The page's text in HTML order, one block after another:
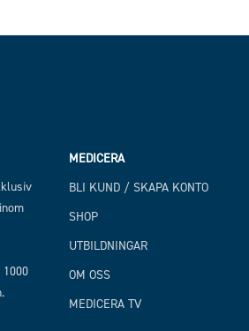
MEDICERA
BLI KUND / SKAPA KONTO
SHOP
UTBILDNINGAR
OM OSS
MEDICERA TV